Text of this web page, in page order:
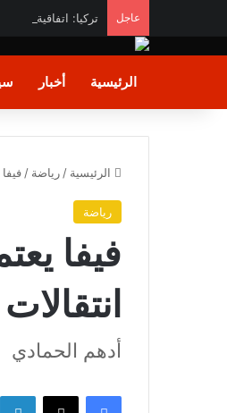
عاجل تركيا: اتفاقية مكة”
الرئيسية أخبار
الرئيسية / رياضة /
رياضة
فيفا
انتقالات
أدهم الحمادي
فيسبوك X